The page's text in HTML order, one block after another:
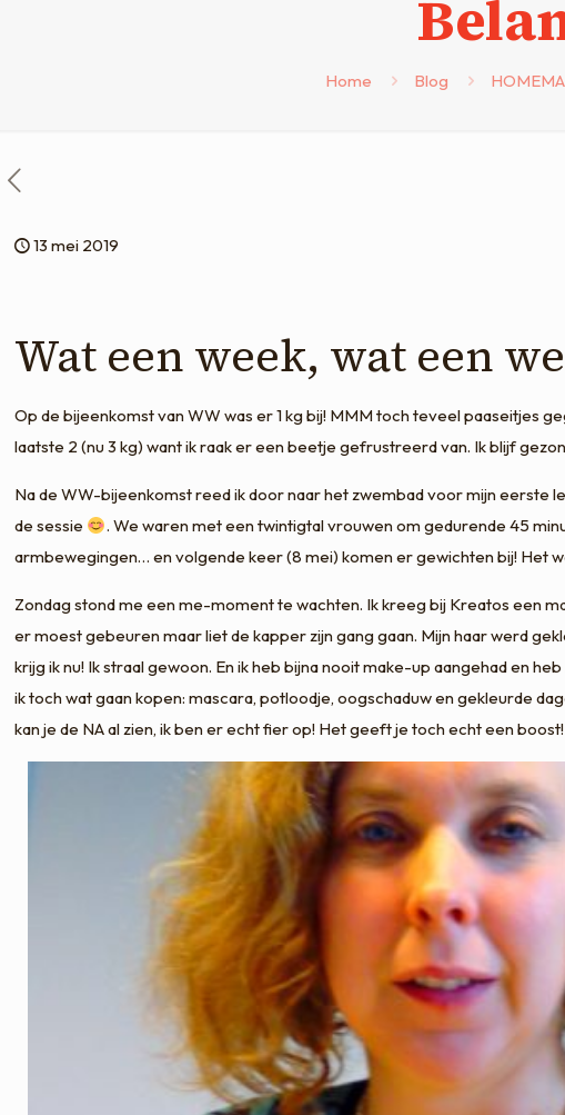
Home Blog
13 mei 2019
Wat een week, wat een
Op de bijeenkomst van WW was er 1 kg bij! MMM toch teveel paaseitjes
laatste 2 (nu 3 kg) want ik raak er een beetje gefrustreerd van. Ik blijf
Na de WW-bijeenkomst reed ik door naar het zwembad voor mijn eerste
de sessie
. We waren met een twintigtal vrouwen om gedurende 45
armbewegingen… en volgende keer (8 mei) komen er gewichten bij! Het
Zondag stond me een me-moment te wachten. Ik kreeg bij Kreatos een
er moest gebeuren maar liet de kapper zijn gang gaan. Mijn haar werd
krijg ik nu! Ik straal gewoon. En ik heb bijna nooit make-up aangehad en
ik toch wat gaan kopen: mascara, potloodje, oogschaduw en gekleurde
kan je de NA al zien, ik ben er echt fier op! Het geeft je toch echt een boost!